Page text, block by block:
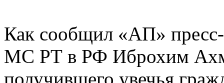
Как сообщил «АП» пресс-
МС РТ в РФ Иброхим
получившего увечья